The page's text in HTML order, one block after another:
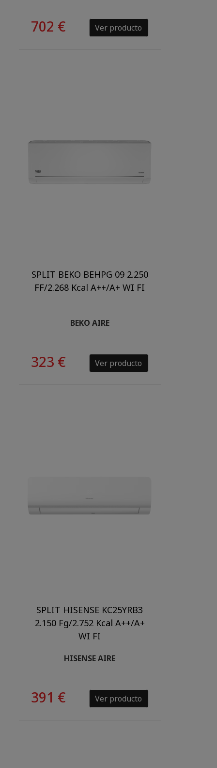
702 € Ver producto
SPLIT BEKO BEHPG 09 2.250
FF/2.268 Kcal A++/A+ WI FI
BEKO AIRE
323 € Ver producto
SPLIT HISENSE KC25YRB3
2.150 Fg/2.752 Kcal A++/A+
WI FI
HISENSE AIRE
391 € Ver producto